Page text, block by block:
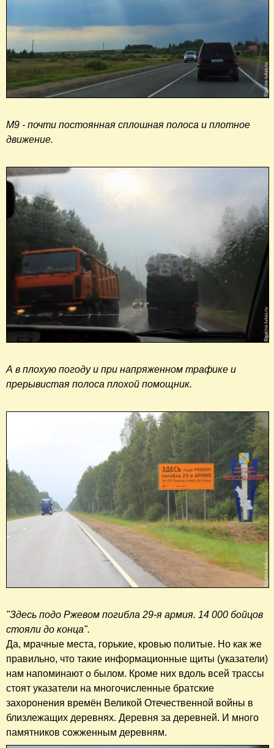
М9 - почти постоянная сплошная полоса и плотное
движение.
А в плохую погоду и при напряженном трафике и
прерывистая полоса плохой помощник.
"Здесь подо Ржевом погибла 29-я армия. 14 000 бойцов
стояли до конца".
Да, мрачные места, горькие, кровью политые. Но как же
правильно, что такие информационные щиты (указатели)
нам напоминают о былом. Кроме них вдоль всей трассы
стоят указатели на многочисленные братские
захоронения времён Великой Отечественной войны в
близлежащих деревнях. Деревня за деревней. И много
памятников сожженным деревням.